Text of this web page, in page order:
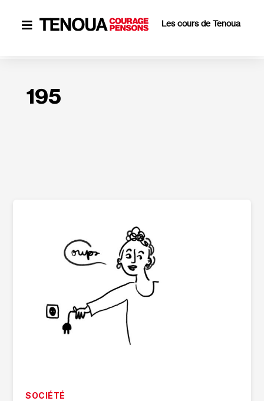
 Les cours de Tenoua
195
SOCIÉTÉ